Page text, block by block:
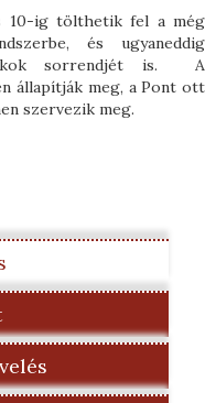
10-ig tölthetik fel a még
és ugyaneddig
sorrendjét is. A
állapítják meg, a Pont ott
szervezik meg.